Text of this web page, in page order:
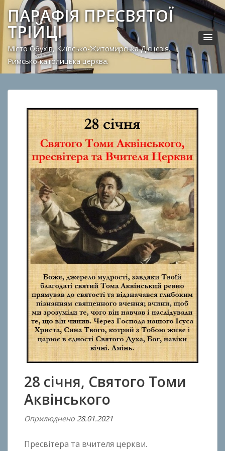
ПАРАФІЯ ПРЕСВЯТОЇ
ТРІЙЦІ
Місто Обухів, Київсько-Житомирська Дієцезія.
Римсько-католицька церква.
28 січня, Святого Томи
Аквінського
Оприлюднено 28.01.2021
д
Пресвітера та вчителя церкви.